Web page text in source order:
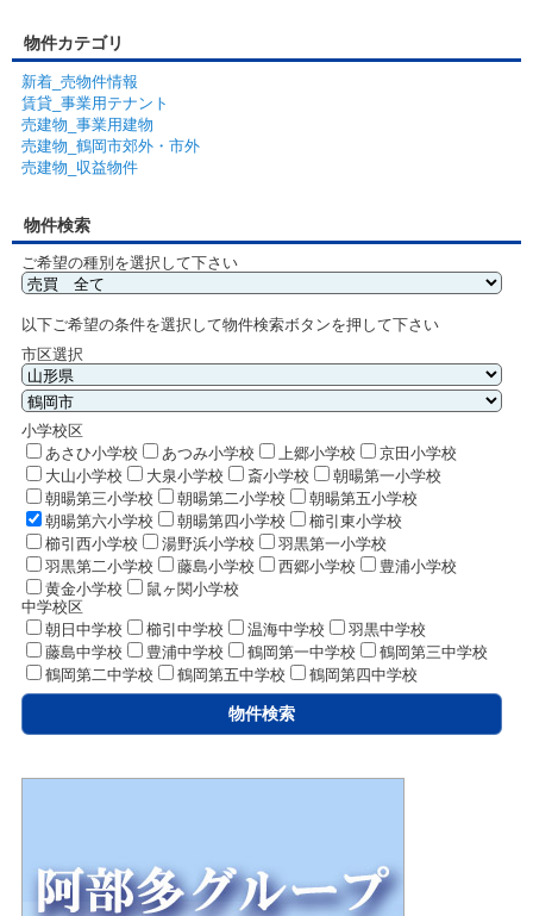
物件カテゴリ
新着_売物件情報
賃貸_事業用テナント
売建物_事業用建物
売建物_鶴岡市郊外・市外
売建物_収益物件
物件検索
ご希望の種別を選択して下さい
以下ご希望の条件を選択して物件検索ボタンを押して下さい
市区選択
小学校区
あさひ小学校
あつみ小学校 上郷小学校
京田小学校
大山小学校
大泉小学校 斎小学校
朝暘第一小学校
朝暘第三小学校
朝暘第二小学校
朝暘第五小学校
朝暘第六小学校
朝暘第四小学校
櫛引東小学校
櫛引西小学校
湯野浜小学校
羽黒第一小学校
羽黒第二小学校
藤島小学校 西郷小学校
豊浦小学校
黄金小学校
鼠ヶ関小学校
中学校区
朝日中学校
櫛引中学校 温海中学校
羽黒中学校
藤島中学校
豊浦中学校 鶴岡第一中学校
鶴岡第三中学校
鶴岡第二中学校
鶴岡第五中学校 鶴岡第四中学校